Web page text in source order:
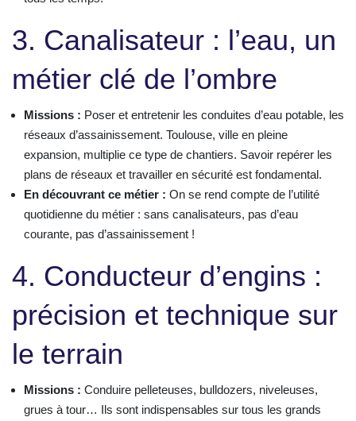
3. Canalisateur : l’eau, un
métier clé de l’ombre
Missions : Poser et entretenir les conduites d’eau potable, les
réseaux d’assainissement. Toulouse, ville en pleine
expansion, multiplie ce type de chantiers. Savoir repérer les
plans de réseaux et travailler en sécurité est fondamental.
En découvrant ce métier : On se rend compte de l’utilité
quotidienne du métier : sans canalisateurs, pas d’eau
courante, pas d’assainissement !
4. Conducteur d’engins :
précision et technique sur
le terrain
Missions : Conduire pelleteuses, bulldozers, niveleuses,
grues à tour… Ils sont indispensables sur tous les grands